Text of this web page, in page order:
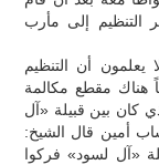
التنظيم إلى مأرب
يعلمون أن التنظيم
هناك مقطع مكالمة
كان بين قبيلة «آل
أمين قال الشيخ:
«آل لسود» فركوا